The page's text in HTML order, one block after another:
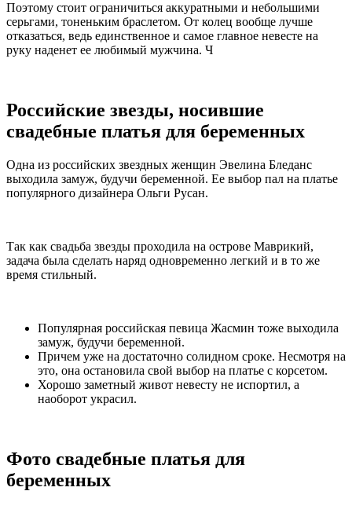
Поэтому стоит ограничиться аккуратными и небольшими
серьгами, тоненьким браслетом. От колец вообще лучше
отказаться, ведь единственное и самое главное невесте на
руку наденет ее любимый мужчина. Ч
Российские звезды, носившие
свадебные платья для беременных
Одна из российских звездных женщин Эвелина Бледанс
выходила замуж, будучи беременной. Ее выбор пал на платье
популярного дизайнера Ольги Русан.
Так как свадьба звезды проходила на острове Маврикий,
задача была сделать наряд одновременно легкий и в то же
время стильный.
Популярная российская певица Жасмин тоже выходила
замуж, будучи беременной.
Причем уже на достаточно солидном сроке. Несмотря на
это, она остановила свой выбор на платье с корсетом.
Хорошо заметный живот невесту не испортил, а
наоборот украсил.
Фото свадебные платья для
беременных